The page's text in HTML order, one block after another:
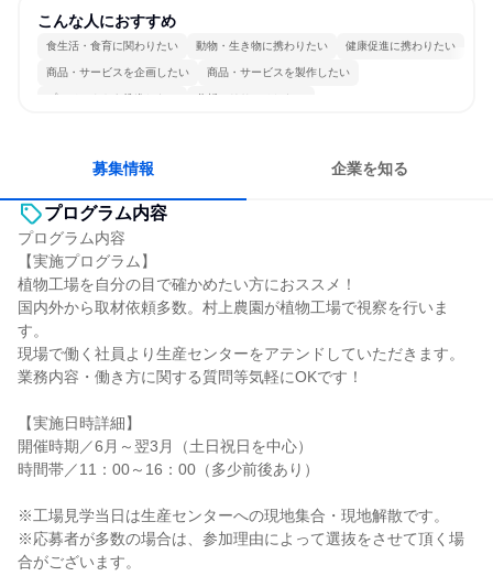
こんな人におすすめ
食生活・食育に関わりたい 動物・生き物に携わりたい 健康促進に携わりたい
商品・サービスを企画したい 商品・サービスを製作したい
プロジェクトを推進したい 分析・リサーチしたい
募集情報 企業を知る
プログラム内容
プログラム内容
【実施プログラム】
植物工場を自分の目で確かめたい方におススメ！
国内外から取材依頼多数。村上農園が植物工場で視察を行いま
す。
現場で働く社員より生産センターをアテンドしていただきます。
業務内容・働き方に関する質問等気軽にOKです！
【実施日時詳細】
開催時期／6月～翌3月（土日祝日を中心）
時間帯／11：00～16：00（多少前後あり）
※工場見学当日は生産センターへの現地集合・現地解散です。
※応募者が多数の場合は、参加理由によって選抜をさせて頂く場
合がございます。